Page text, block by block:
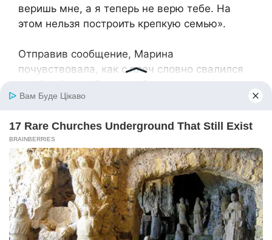
веришь мне, а я теперь не верю тебе. На
этом нельзя построить крепкую семью».
Отправив сообщение, Марина
почувствовала, как с плеч словно свалился
неопределённость, возможно, непростой
основанных на недоверии и
подозрительности. И эта свобода, несмотря
на боль расставания, казалась ценнее всех
квартир мира.
Выходя из гостиницы навстречу новому дню
и новой жизни, Марина подумала о том, что
иногда самые болезненные открытия